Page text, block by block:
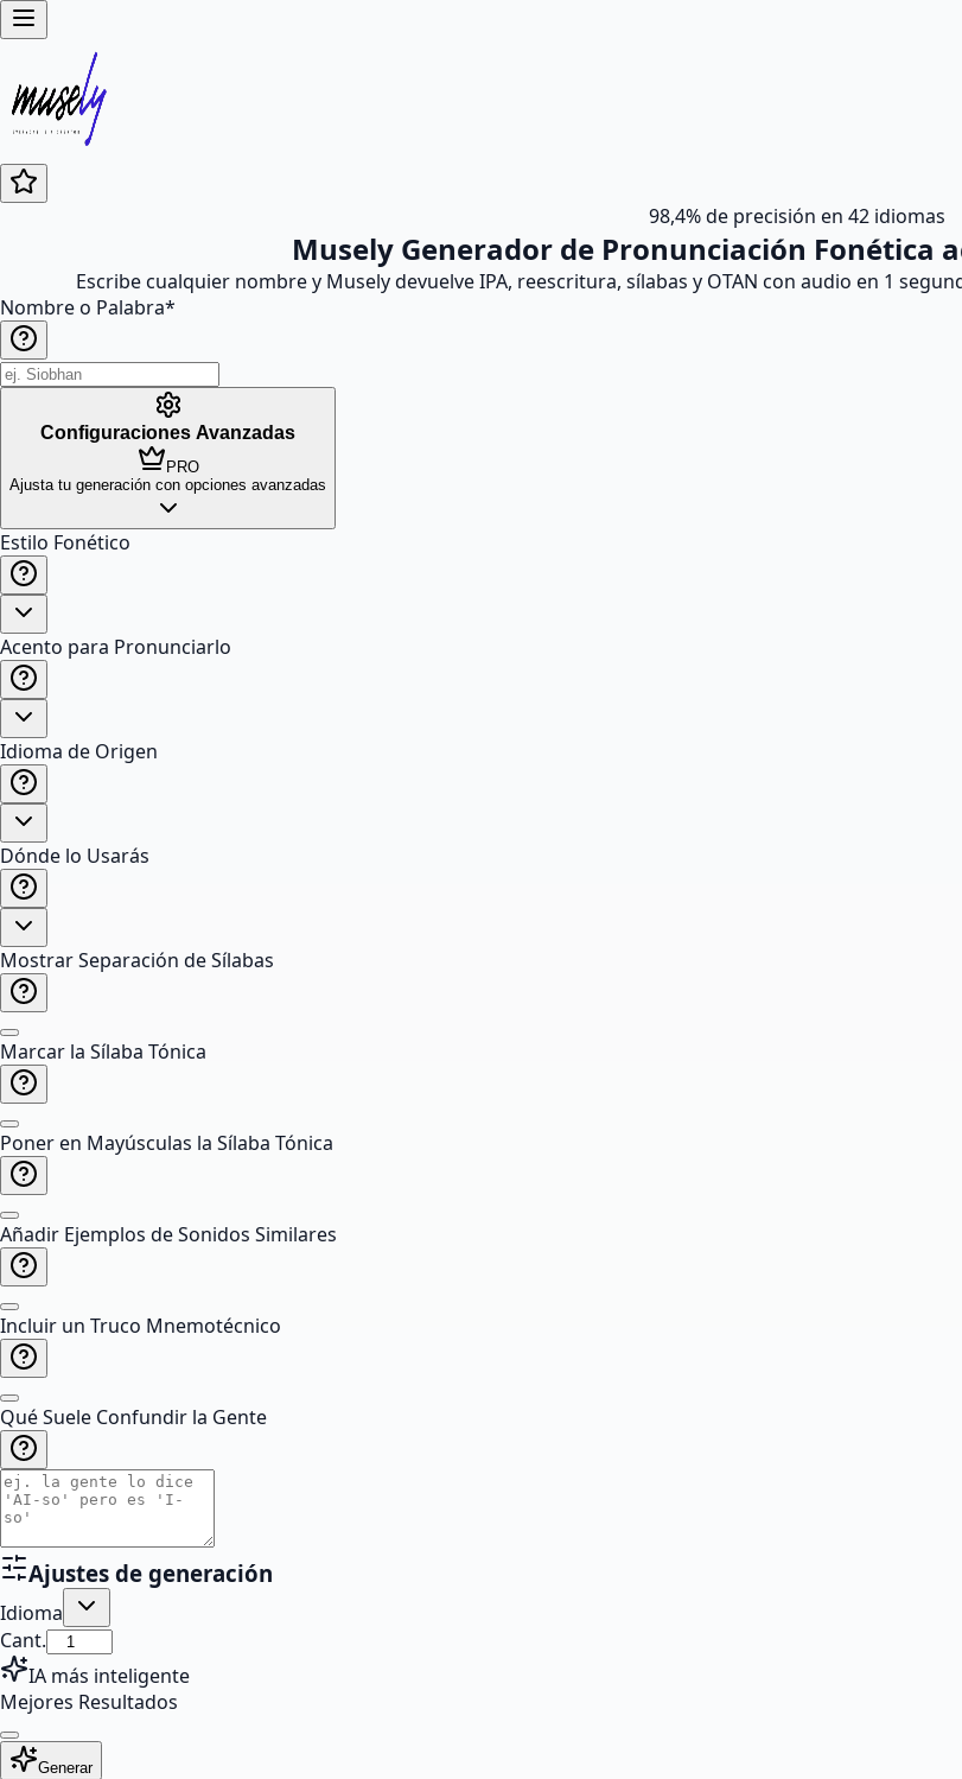
98,4% de precisión en 42 idiomas
Musely Generador de Pronunciación Fonética
Escribe cualquier nombre y Musely devuelve IPA, reescritura, sílabas y OTAN con audio en 1
Nombre o Palabra*
Configuraciones Avanzadas
PRO
Ajusta tu generación con opciones avanzadas
Estilo Fonético
Acento para Pronunciarlo
Idioma de Origen
Dónde lo Usarás
Mostrar Separación de Sílabas
Marcar la Sílaba Tónica
Poner en Mayúsculas la Sílaba Tónica
Añadir Ejemplos de Sonidos Similares
Incluir un Truco Mnemotécnico
Qué Suele Confundir la Gente
Ajustes de generación
Idioma
Cant.
IA más inteligente
Mejores Resultados
Generar